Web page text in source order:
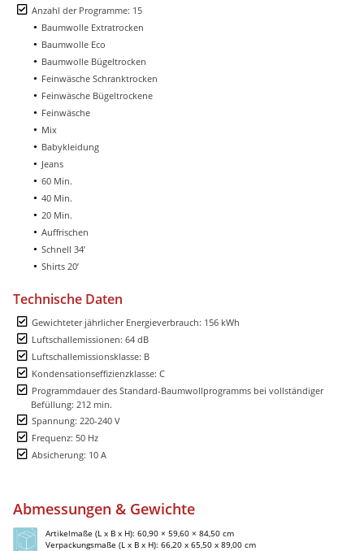
Anzahl der Programme: 15
Baumwolle Extratrocken
Baumwolle Eco
Baumwolle Bügeltrocken
Feinwäsche Schranktrocken
Feinwäsche Bügeltrockene
Feinwäsche
Mix
Babykleidung
Jeans
60 Min.
40 Min.
20 Min.
Auffrischen
Schnell 34’
Shirts 20’
Technische Daten
Gewichteter jährlicher Energieverbrauch: 156 kWh
Luftschallemissionen: 64 dB
Luftschallemissionsklasse: B
Kondensationseffizienzklasse: C
Programmdauer des Standard-Baumwollprogramms bei vollständiger
Befüllung: 212 min.
Spannung: 220-240 V
Frequenz: 50 Hz
Absicherung: 10 A
Abmessungen & Gewichte
Artikelmaße (L x B x H): 60,90 × 59,60 × 84,50 cm
Verpackungsmaße (L x B x H): 66,20 x 65,50 x 89,00 cm